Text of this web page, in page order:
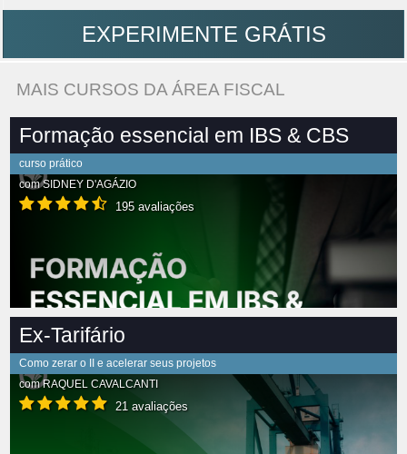
EXPERIMENTE GRÁTIS
MAIS CURSOS DA ÁREA FISCAL
Formação essencial em IBS & CBS
curso prático
comSIDNEY D'AGÁZIO
195 avaliações
Ex-Tarifário
Como zerar o II e acelerar seus projetos
comRAQUEL CAVALCANTI
21 avaliações